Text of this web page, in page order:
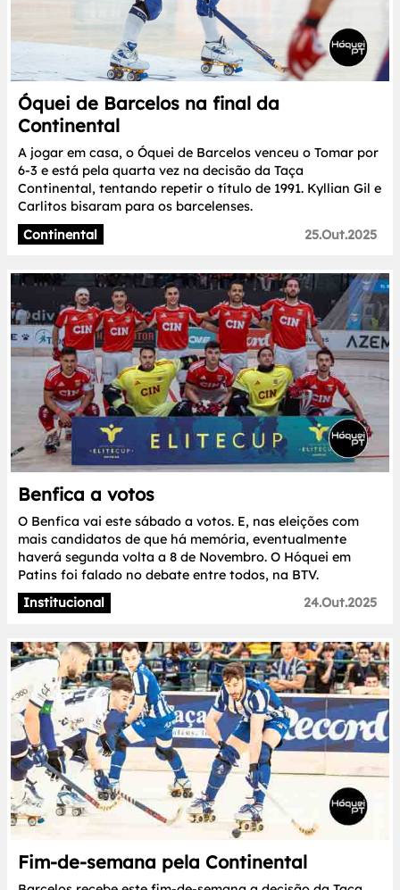
Óquei de Barcelos na final da
Continental
A jogar em casa, o Óquei de Barcelos venceu o Tomar por
6-3 e está pela quarta vez na decisão da Taça
Continental, tentando repetir o título de 1991. Kyllian Gil e
Carlitos bisaram para os barcelenses.
Continental
25.Out.2025
Benfica a votos
O Benfica vai este sábado a votos. E, nas eleições com
mais candidatos de que há memória, eventualmente
haverá segunda volta a 8 de Novembro. O Hóquei em
Patins foi falado no debate entre todos, na BTV.
Institucional
24.Out.2025
Fim-de-semana pela Continental